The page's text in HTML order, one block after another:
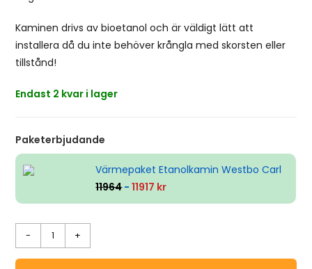
Kaminen drivs av bioetanol och är väldigt lätt att
installera då du inte behöver krångla med skorsten eller
tillstånd!
Endast 2 kvar i lager
Paketerbjudande
Värmepaket Etanolkamin Westbo Carl
11964-11917 kr
- +